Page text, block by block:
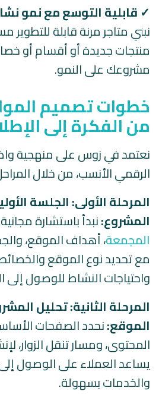
✓ قابلية التوسع مع نمو
نبني متاجر مرنة قابلة للتطوير
منتجات جديدة أو أقسام أو
مشروعك على النمو.
خطوات تصميم
من الفكرة إلى
نعتمد في زوس على منهجية
الرقمي الأنسب، من خلال
المرحلة الأولى: الجلسة
المشروع:نبدأ باستشارة
المجمعة، أهداف الموقع،
مع تحديد نوع الموقع
واحتياجات النشاط للوصول إلى
المرحلة الثانية: تحليل
الموقع:نحدد الصفحات
المحتوى، ومسار تنقل الزوار،
يساعد العملاء على الوصول
والخدمات بسهولة.